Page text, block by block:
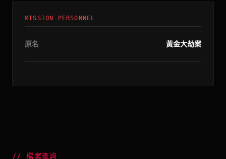
MISSION PERSONNEL
原名 黃金大劫案
//檔案查詢